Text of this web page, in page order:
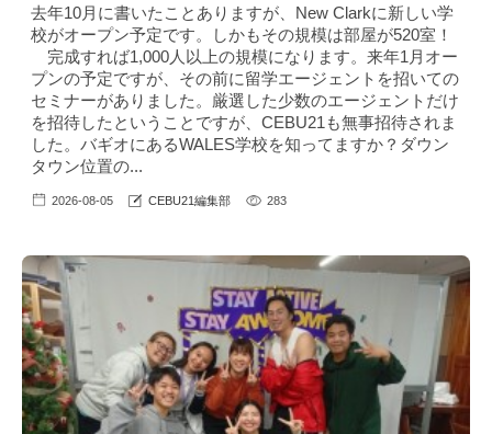
去年10月に書いたことありますが、New Clarkに新しい学
校がオープン予定です。しかもその規模は部屋が520室！
完成すれば1,000人以上の規模になります。来年1月オー
プンの予定ですが、その前に留学エージェントを招いての
セミナーがありました。厳選した少数のエージェントだけ
を招待したということですが、CEBU21も無事招待されま
した。バギオにあるWALES学校を知ってますか？ダウン
タウン位置の...
2026-08-05 CEBU21編集部 283